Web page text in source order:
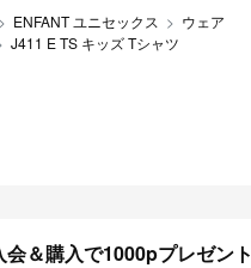
ENFANT ユニセックス
ウェア
J411 E TS キッズ Tシャツ
会＆購入で1000pプレゼント